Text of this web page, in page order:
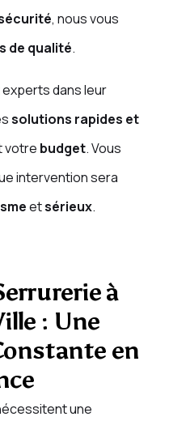
, nous vous
de qualité.
dans leur
solutions rapides et
votre budget. Vous
intervention sera
etsérieux.
à
: Une
en
une